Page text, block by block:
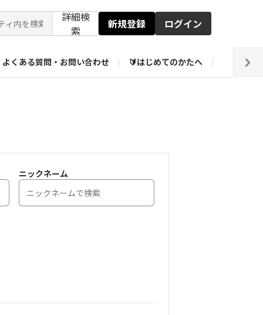
詳細検
索
新規登録 ログイン
よくある質問・お問い合わせ 🔰はじめてのかたへ 編集
ニックネーム